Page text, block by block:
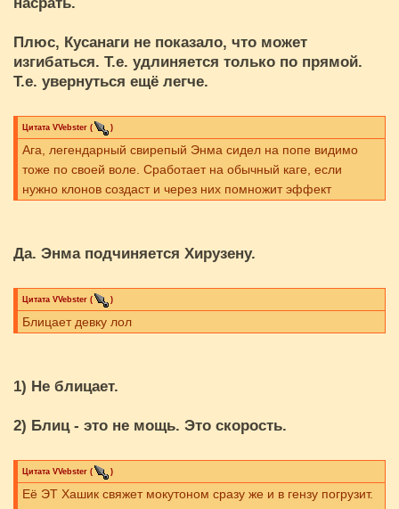
Плюс, Кусанаги не показало, что может
изгибаться. Т.е. удлиняется только по прямой.
Т.е. увернуться ещё легче.
Цитата VVebster ( )
Ага, легендарный свирепый Энма сидел на попе видимо
тоже по своей воле. Сработает на обычный каге, если
нужно клонов создаст и через них помножит эффект
Да. Энма подчиняется Хирузену.
Цитата VVebster ( )
Блицает девку лол
1) Не блицает.
2) Блиц - это не мощь. Это скорость.
Цитата VVebster ( )
Её ЭТ Хашик свяжет мокутоном сразу же и в гензу погрузит.